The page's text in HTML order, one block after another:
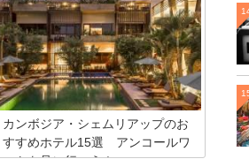
質とコストパフォーマンスの良さから現
地の人や観光客に大変人気があります。
しかし日本では入手が困難で、一部のマ
ニアからなかなか手の届かないココナッ
ツオイルとして注目されています。高品
質で低価格と大人気というカンボジア産
ココナッツオイルをほんの少しご紹介し
ます。
カンボジア・シェムリアップのお
すすめホテル15選 アンコールワ